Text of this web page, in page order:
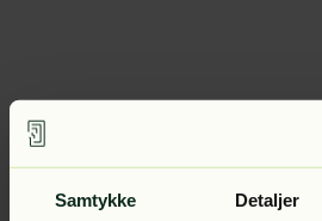
Samtykke Detaljer